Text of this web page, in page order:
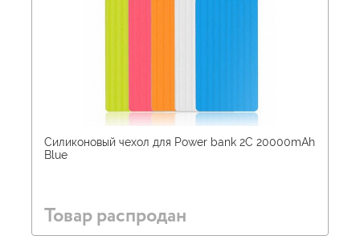
Силиконовый чехол для Power bank 2С 20000mAh
Blue
Товар распродан